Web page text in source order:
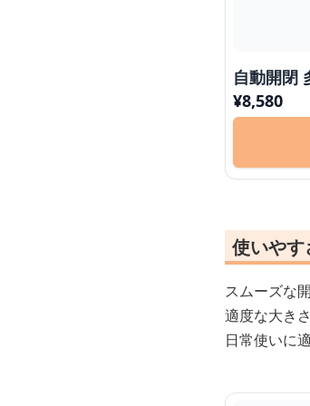
自動開閉
¥8,580
使いや
スムーズな
適度な大き
日常使いに